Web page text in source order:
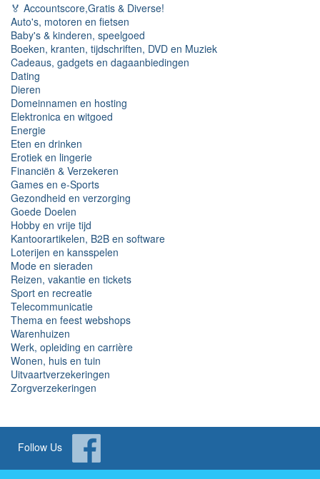
🏅 Accountscore,Gratis & Diverse!
Auto's, motoren en fietsen
Baby's & kinderen, speelgoed
Boeken, kranten, tijdschriften, DVD en Muziek
Cadeaus, gadgets en dagaanbiedingen
Dating
Dieren
Domeinnamen en hosting
Elektronica en witgoed
Energie
Eten en drinken
Erotiek en lingerie
Financiën & Verzekeren
Games en e-Sports
Gezondheid en verzorging
Goede Doelen
Hobby en vrije tijd
Kantoorartikelen, B2B en software
Loterijen en kansspelen
Mode en sieraden
Reizen, vakantie en tickets
Sport en recreatie
Telecommunicatie
Thema en feest webshops
Warenhuizen
Werk, opleiding en carrière
Wonen, huis en tuin
Uitvaartverzekeringen
Zorgverzekeringen
Follow Us